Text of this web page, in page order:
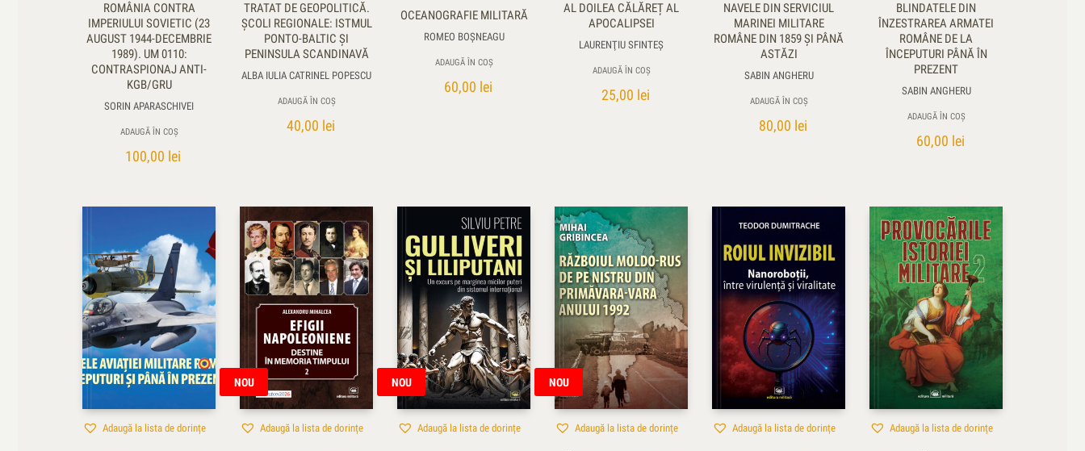
ROMÂNIA CONTRA
IMPERIULUI SOVIETIC (23
AUGUST 1944-DECEMBRIE
1989). UM 0110:
CONTRASPIONAJ ANTI-
KGB/GRU
SORIN APARASCHIVEI
ADAUGĂ ÎN COȘ
100,00 lei
TRATAT DE GEOPOLITICĂ.
ŞCOLI REGIONALE: ISTMUL
PONTO-BALTIC ŞI
PENINSULA SCANDINAVĂ
ALBA IULIA CATRINEL POPESCU
ADAUGĂ ÎN COȘ
40,00 lei
OCEANOGRAFIE MILITARĂ
ROMEO BOȘNEAGU
ADAUGĂ ÎN COȘ
60,00 lei
AL DOILEA CĂLĂREȚ AL
APOCALIPSEI
LAURENŢIU SFINTEȘ
ADAUGĂ ÎN COȘ
25,00 lei
NAVELE DIN SERVICIUL
MARINEI MILITARE
ROMÂNE DIN 1859 ŞI PÂNĂ
ASTĂZI
SABIN ANGHERU
ADAUGĂ ÎN COȘ
80,00 lei
BLINDATELE DIN
ÎNZESTRAREA ARMATEI
ROMÂNE DE LA
ÎNCEPUTURI PÂNĂ ÎN
PREZENT
SABIN ANGHERU
ADAUGĂ ÎN COȘ
60,00 lei
Adaugă la lista de dorințe
NOU
Adaugă la lista de dorințe
NOU
Adaugă la lista de dorințe
NOU
Adaugă la lista de dorințe Adaugă la lista de dorințe Adaugă la lista de dorințe